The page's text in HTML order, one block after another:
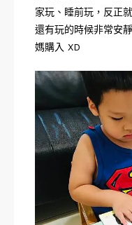
家玩、睡前玩，反正
還有玩的時候非常安
媽購入 XD